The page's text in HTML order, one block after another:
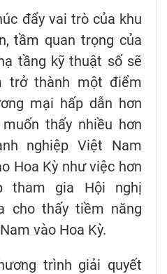
đẩy vai trò của khu
tầm quan trọng của
tầng kỹ thuật số sẽ
trở thành một điểm
mại hấp dẫn hơn
thấy nhiều hơn
nghiệp Việt Nam
Hoa Kỳ như việc hơn
tham gia Hội nghị
cho thấy tiềm năng
vào Hoa Kỳ.
trình giải quyết